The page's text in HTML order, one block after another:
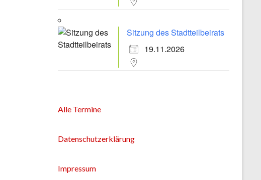
Sitzung des Stadtteilbeirats
19.11.2026
Alle Termine
Datenschutzerklärung
Impressum